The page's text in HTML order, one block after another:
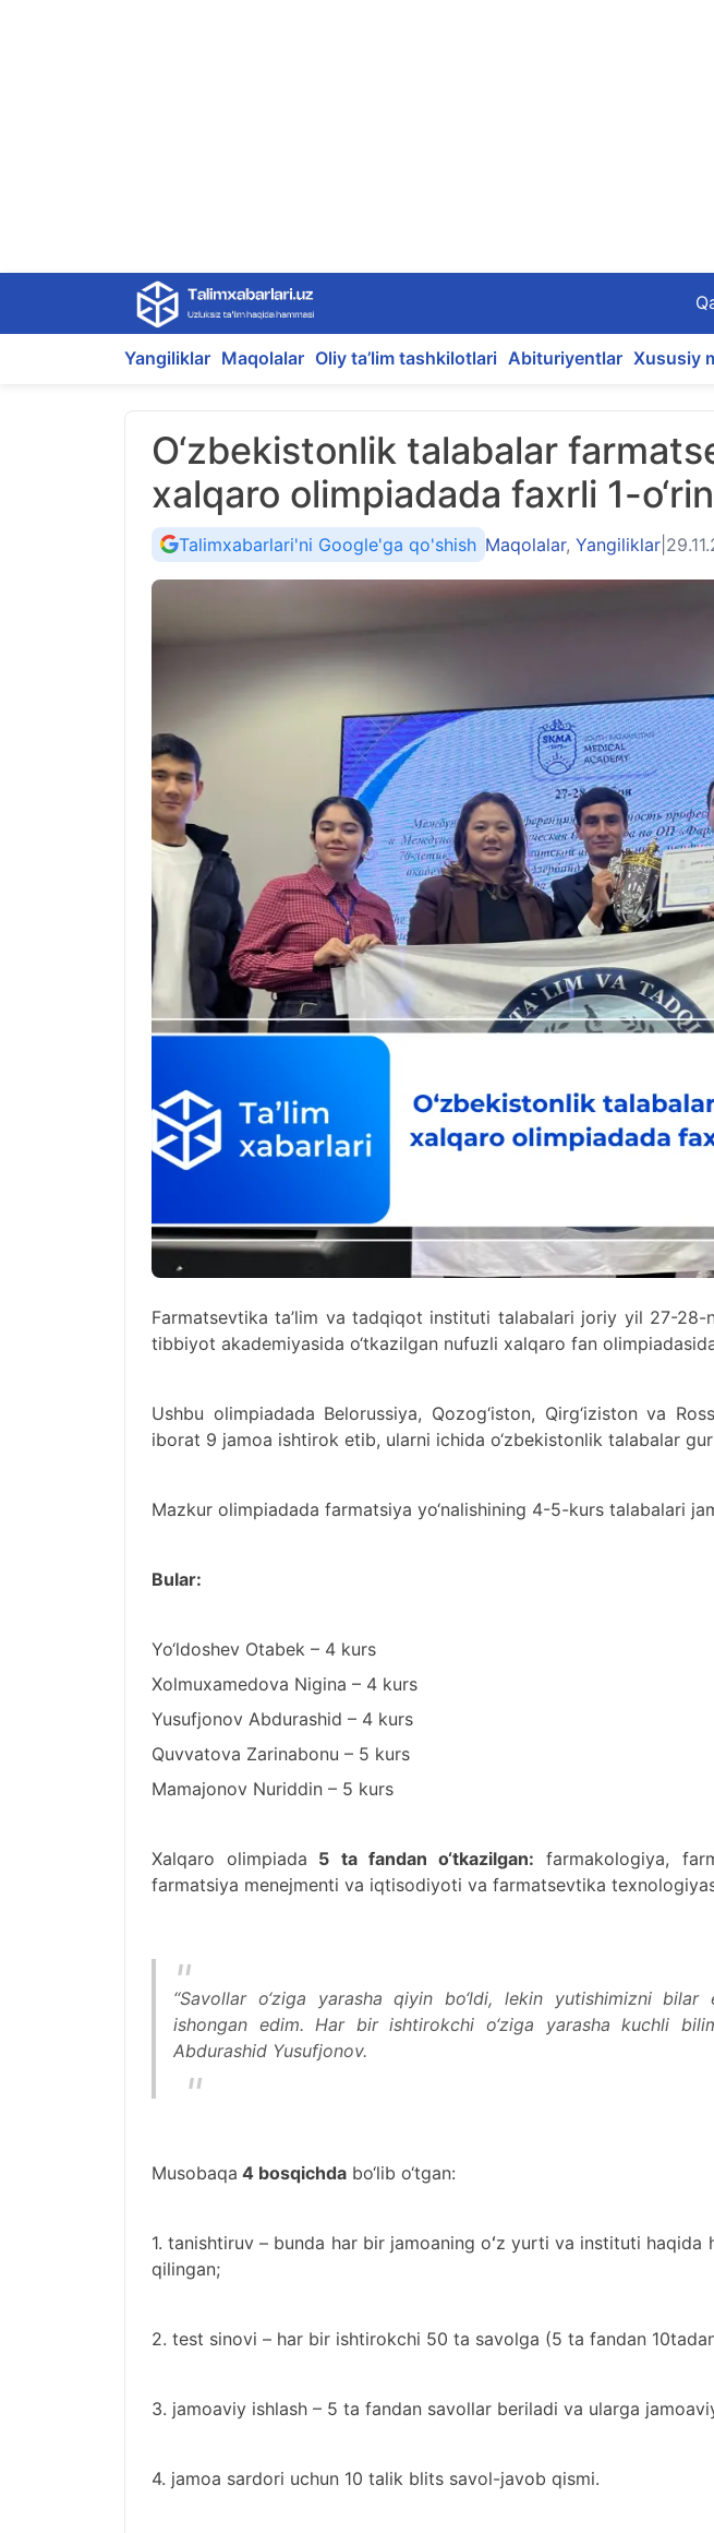
content
Yangiliklar Maqolalar Oliy ta’lim tashkilotlari Abituriyentlar Xususiy
O‘zbekistonlik talabalar
xalqaro olimpiadada faxrli 1-
Talimxabarlari'ni Google'ga qo'shish Maqolalar, Yangiliklar
Farmatsevtika ta’lim va tadqiqot instituti talabalari joriy yil 27-28-
tibbiyot akademiyasida o‘tkazilgan nufuzli xalqaro fan
Ushbu olimpiadada Belorussiya, Qozog‘iston, Qirg‘iziston va
iborat 9 jamoa ishtirok etib, ularni ichida o‘zbekistonlik talabalar
Mazkur olimpiadada farmatsiya yo‘nalishining 4-5-kurs talabalari
Bular:
Yo‘ldoshev Otabek – 4 kurs
Xolmuxamedova Nigina – 4 kurs
Yusufjonov Abdurashid – 4 kurs
Quvvatova Zarinabonu – 5 kurs
Mamajonov Nuriddin – 5 kurs
Xalqaro olimpiada 5 ta fandan o‘tkazilgan: farmakologiya,
farmatsiya menejmenti va iqtisodiyoti va farmatsevtika
‘‘Savollar o‘ziga yarasha qiyin bo‘ldi, lekin yutishimizni
ishongan edim. Har bir ishtirokchi o‘ziga yarasha kuchli
Abdurashid Yusufjonov.
Musobaqa 4 bosqichda bo‘lib o‘tgan:
1. tanishtiruv – bunda har bir jamoaning oʻz yurti va instituti
qilingan;
2. test sinovi – har bir ishtirokchi 50 ta savolga (5 ta fandan
3. jamoaviy ishlash – 5 ta fandan savollar beriladi va ularga
4. jamoa sardori uchun 10 talik blits savol-javob qismi.